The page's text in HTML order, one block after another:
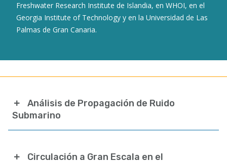
Freshwater Research Institute de Islandia, en WHOI, en el
Georgia Institute of Technology y en la Universidad de Las
Palmas de Gran Canaria.
Análisis de Propagación de Ruido
Submarino
Circulación a Gran Escala en el